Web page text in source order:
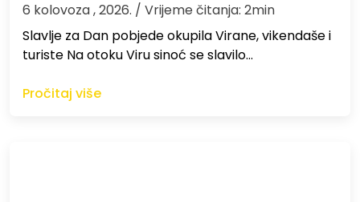
6 kolovoza , 2026. / Vrijeme čitanja: 2min
Slavlje za Dan pobjede okupila Virane, vikendaše i
turiste Na otoku Viru sinoć se slavilo…
Pročitaj više